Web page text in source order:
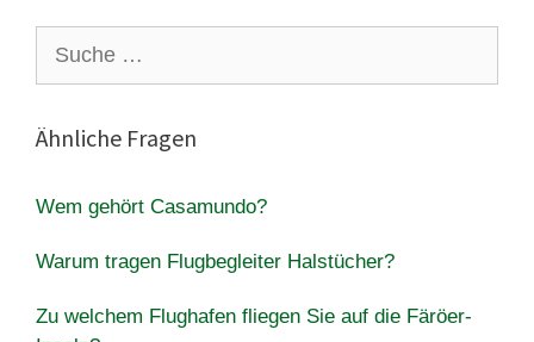
nach:
Ähnliche Fragen
Wem gehört Casamundo?
Warum tragen Flugbegleiter Halstücher?
Zu welchem ​​Flughafen fliegen Sie auf die Färöer-